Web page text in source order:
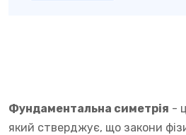
Фундаментальна симетрія -
який стверджує, що закони